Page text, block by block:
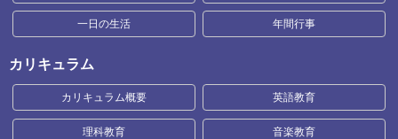
一日の生活 年間行事
カリキュラム
カリキュラム概要 英語教育
理科教育 音楽教育